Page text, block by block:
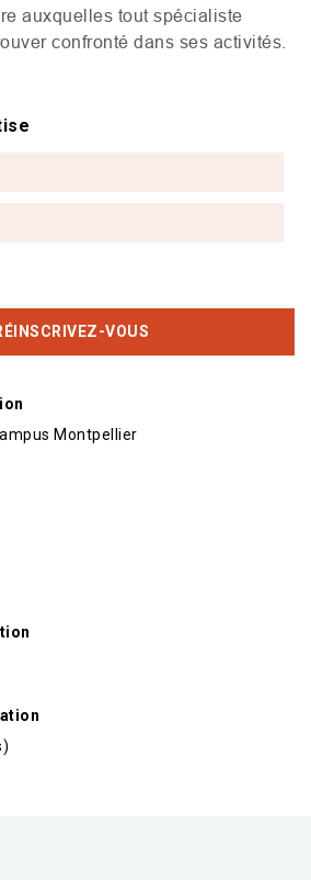
auxquelles tout spécialiste
confronté dans ses activités.
VOUS
Montpellier